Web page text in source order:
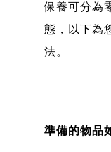
保養可分為
態，以下為
法。
準備的物品